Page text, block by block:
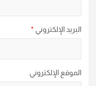
البريد الإلكتروني *
الموقع الإلكتروني